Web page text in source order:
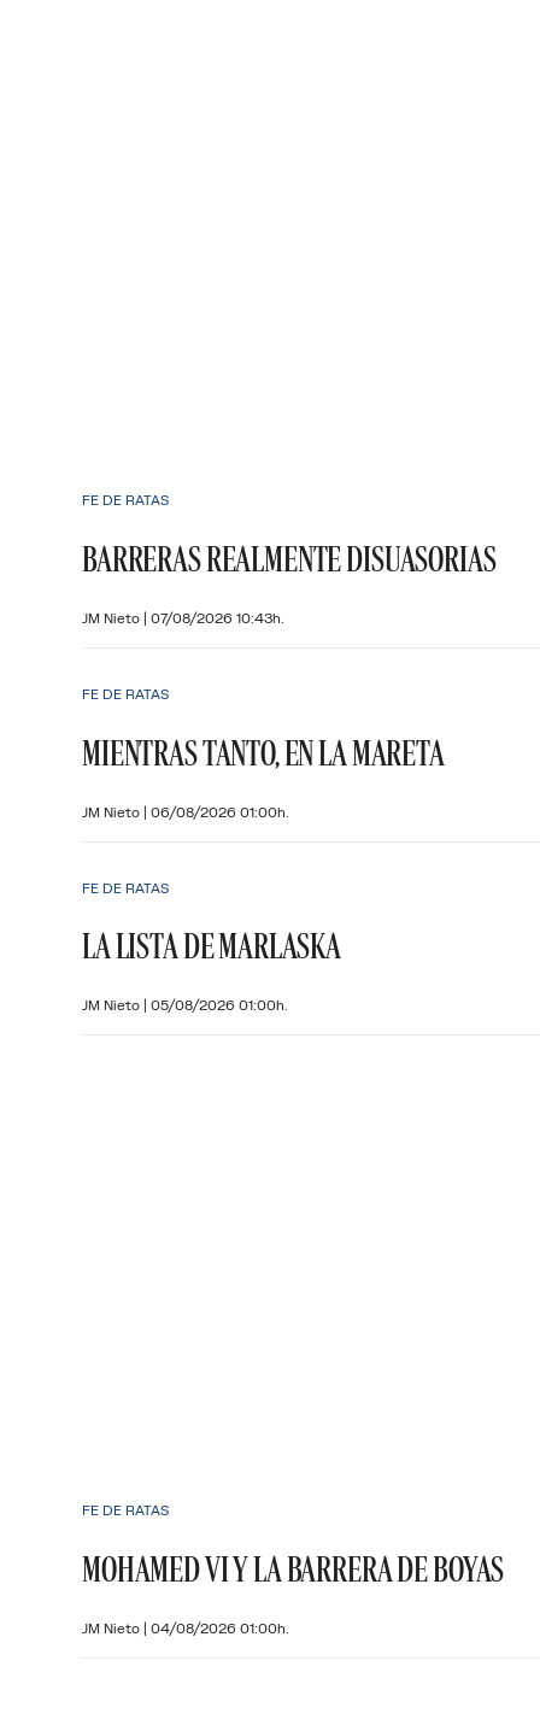
FE DE RATAS
BARRERAS REALMENTE DISUASORIAS
JM Nieto | 07/08/2026 10:43h.
FE DE RATAS
MIENTRAS TANTO, EN LA MARETA
JM Nieto | 06/08/2026 01:00h.
FE DE RATAS
LA LISTA DE MARLASKA
JM Nieto | 05/08/2026 01:00h.
FE DE RATAS
MOHAMED VI Y LA BARRERA DE BOYAS
JM Nieto | 04/08/2026 01:00h.